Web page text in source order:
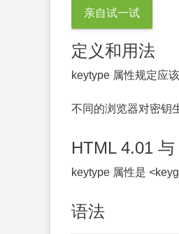
亲自试一试
定义和用法
keytype 属性规定应
不同的浏览器对密钥
HTML 4.01
keytype 属性是
语法